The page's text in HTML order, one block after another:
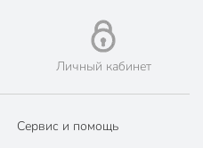
Личный кабинет
Сервис и помощь